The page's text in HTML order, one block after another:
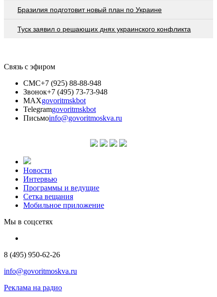
Бразилия подготовит новый план по Украине
Туск заявил о решающих днях украинского конфликта
Связь с эфиром
СМС+7 (925) 88-88-948
Звонок+7 (495) 73-73-948
MAXgovoritmskbot
Telegramgovoritmskbot
Письмоinfo@govoritmoskva.ru
Новости
Интервью
Программы и ведущие
Сетка вещания
Мобильное приложение
Мы в соцсетях
8 (495) 950-62-26
info@govoritmoskva.ru
Реклама на радио